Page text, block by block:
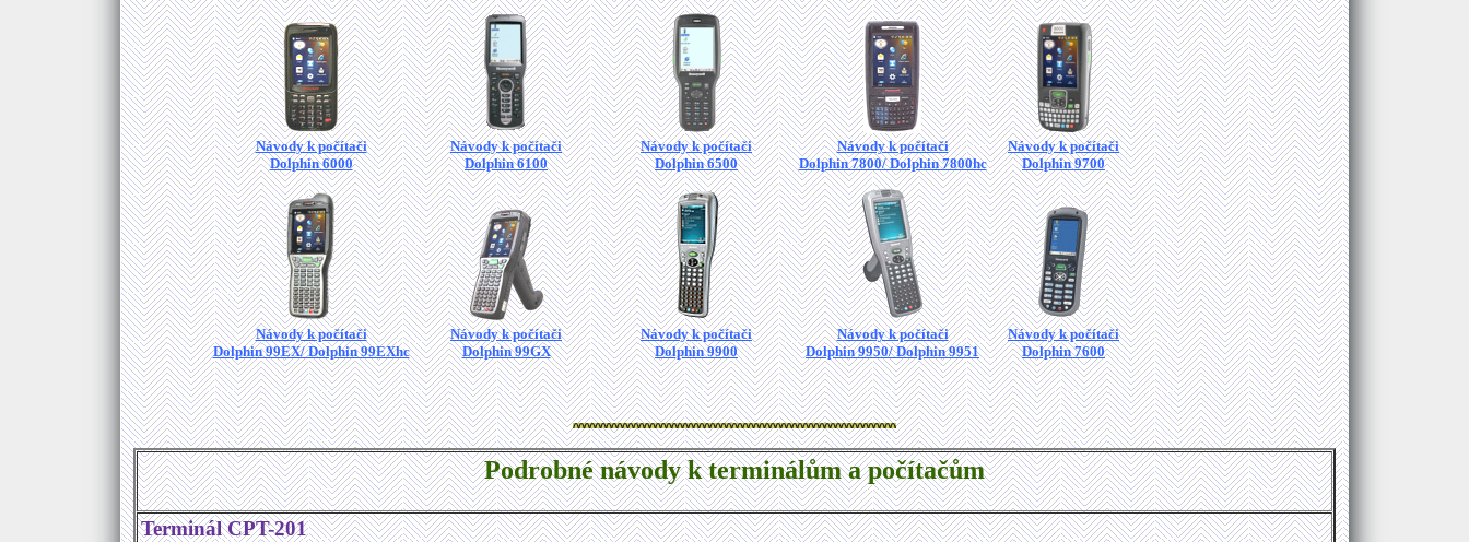
Návody k počítači
Dolphin 6000
Návody k počítači
Dolphin 6100
Návody k počítači
Dolphin 6500
Návody k počítači
Dolphin 7800/ Dolphin 7800hc
Návody k počítači
Dolphin 9700
Návody k počítači
Dolphin 99EX/ Dolphin 99EXhc
Návody k počítači
Dolphin 99GX
Návody k počítači
Dolphin 9900
Návody k počítači
Dolphin 9950/ Dolphin 9951
Návody k počítači
Dolphin 7600
Podrobné návody k terminálům a počítačům
Terminál CPT-201